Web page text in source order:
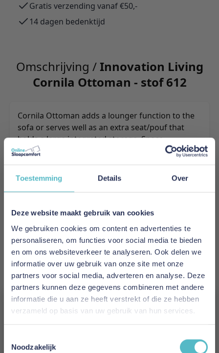
Toestemming Details Over
Deze website maakt gebruik van cookies
We gebruiken cookies om content en advertenties te
personaliseren, om functies voor social media te bieden
en om ons websiteverkeer te analyseren. Ook delen we
informatie over uw gebruik van onze site met onze
partners voor social media, adverteren en analyse. Deze
partners kunnen deze gegevens combineren met andere
informatie die u aan ze heeft verstrekt of die ze hebben
verzameld op basis van uw gebruik van hun services.
Noodzakelijk
Gratis verzending vanaf €50,-
14 dagen bedenktijd
Omschrijving /Innovation Living
Cornila Ottoman - stof 612
Cornila Ottoman adds a lounger function to the
sofa or serves well as an extra seat/pouf that
holds a large integrated storage. Space
optimization at its best.
Meer informatie
Merk
Innovation Living
EAN
5700110916509
Prijs
€ 759,00
Levertijd